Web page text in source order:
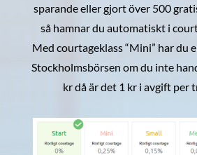
sparande eller gjort över 500
så hamnar du automatiskt i
Med courtageklass “Mini” har du
Stockholmsbörsen om du inte
kr då är det 1 kr i avgift per